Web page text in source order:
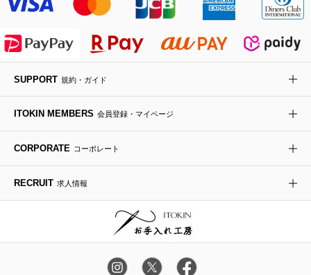
HIROKO KOSHINO
ライダースジャケット
デニムジャケット
ダウンジャケット・コート
ハンカチ・バンダナ
手袋
チャーム・ストラップ
バックパック・リュック
ボディバッグ・メッセンジャーバッグ
トラベルバッグ
フラットシューズ
ローファー
ドレスシューズ
カサブランカ・カラー
ラナンキュラス
ポプリアレンジ＆フレグランス
SUPPORT 規約・ガイド
ITOKIN MEMBERS 会員登録・マイページ
CORPORATE コーポレート
RECRUIT 求人情報